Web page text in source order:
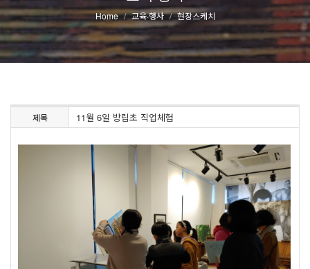
Home 교육·행사 현장스케치
제목 11월 6일 방림초 직업체험